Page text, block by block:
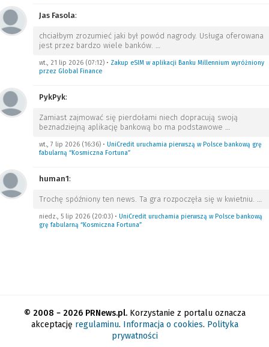
Jas Fasola:
chciałbym zrozumieć jaki był powód nagrody. Usługa oferowana
jest przez bardzo wiele banków. …
wt., 21 lip 2026 (07:12) • Zakup eSIM w aplikacji Banku Millennium wyróżniony
przez Global Finance
PykPyk:
Zamiast zajmować się pierdołami niech dopracują swoją
beznadziejną aplikację bankową bo ma podstawowe …
wt., 7 lip 2026 (16:36) • UniCredit uruchamia pierwszą w Polsce bankową grę
fabularną “Kosmiczna Fortuna”
human1:
Trochę spóźniony ten news. Ta gra rozpoczęła się w kwietniu. …
niedz., 5 lip 2026 (20:03) • UniCredit uruchamia pierwszą w Polsce bankową
grę fabularną “Kosmiczna Fortuna”
© 2008 − 2026 PRNews.pl.Korzystanie z portalu oznacza
akceptację regulaminu. Informacja o cookies. Polityka
prywatności